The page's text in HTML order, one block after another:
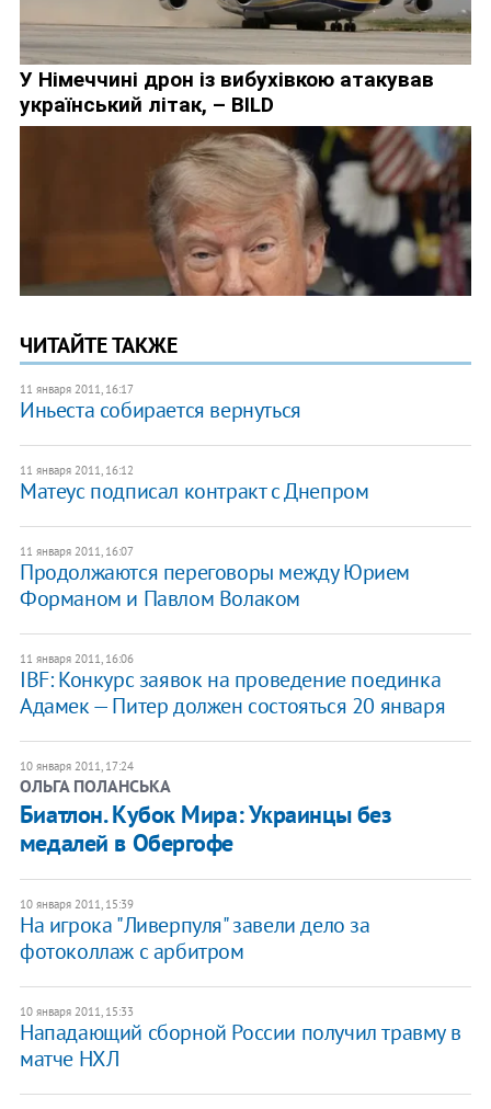
ЧИТАЙТЕ ТАКЖЕ
11 января 2011, 16:17
Иньеста собирается вернуться
11 января 2011, 16:12
Матеус подписал контракт с Днепром
11 января 2011, 16:07
Продолжаются переговоры между Юрием
Форманом и Павлом Волаком
11 января 2011, 16:06
IBF: Конкурс заявок на проведение поединка
Адамек — Питер должен состояться 20 января
10 января 2011, 17:24
ОЛЬГА ПОЛАНСЬКА
Биатлон. Кубок Мира: Украинцы без
медалей в Обергофе
10 января 2011, 15:39
На игрока "Ливерпуля" завели дело за
фотоколлаж с арбитром
10 января 2011, 15:33
Нападающий сборной России получил травму в
матче НХЛ